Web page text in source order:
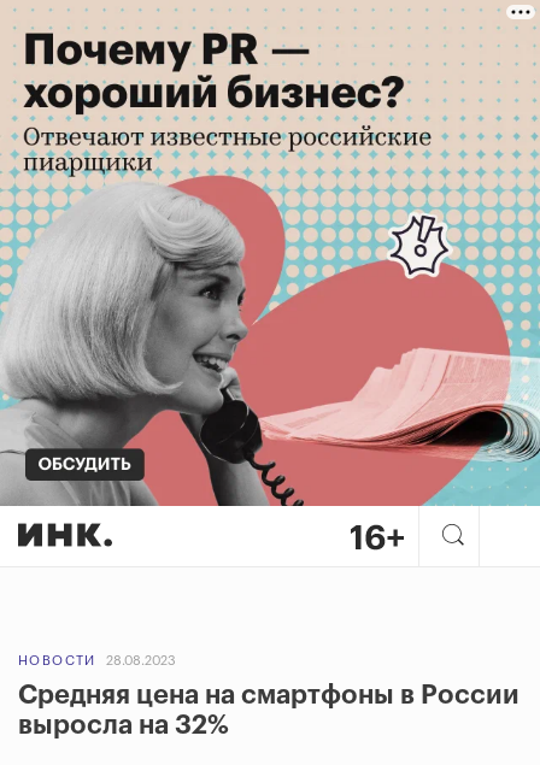
НОВОСТИ 28.08.2023
Средняя цена на смартфоны в России
выросла на 32%